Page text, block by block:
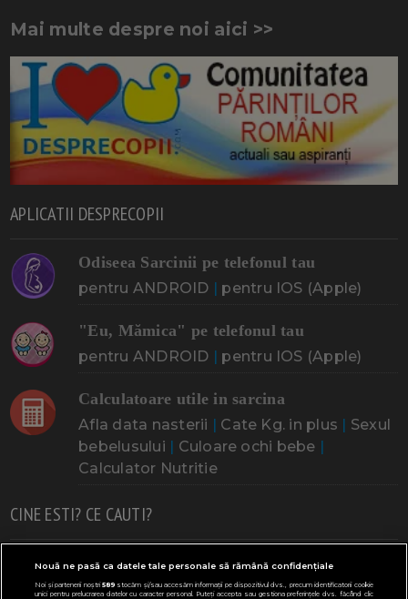
Mai multe despre noi aici >>
APLICATII DESPRECOPII
Odiseea Sarcinii pe telefonul tau
pentru ANDROID | pentru IOS (Apple)
"Eu, Mămica" pe telefonul tau
pentru ANDROID | pentru IOS (Apple)
Calculatoare utile in sarcina
Afla data nasterii | Cate Kg. in plus | Sexul
bebelusului | Culoare ochi bebe |
Calculator Nutritie
CINE ESTI? CE CAUTI?
Doresc un copil Adoptia Probleme cu sarcina
Urmeaza sa nasc Probleme alaptare Bebe plange
Nouă ne pasă ca datele tale personale să rămână confidențiale
Noi și partenerii noștri589stocăm și/sau accesăm informații pe dispozitivul dvs., precum identificatorii cookie
unici pentru prelucrarea datelor cu caracter personal. Puteți accepta sau gestiona preferințele dvs. făcând clic